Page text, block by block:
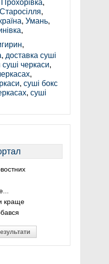
Прохорівка,
Старосілля,
, Умань,
,
,
, доставка суші
суші черкаси,
,
, суші бокс
, суші
краще